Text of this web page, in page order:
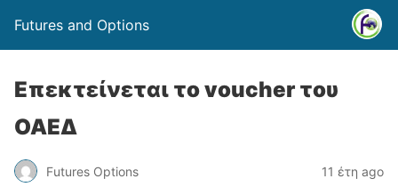
Futures and Options
Επεκτείνεται το voucher του
ΟΑΕΔ
Futures Options 11 έτη ago